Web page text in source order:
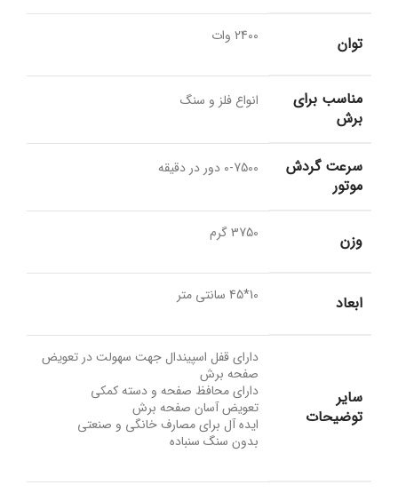
توان 2400 وات
مناسب برای
برش
انواع فلز و سنگ
سرعت گردش
موتور
0-7500 دور در دقیقه
وزن 3750 گرم
ابعاد 10*45 سانتی متر
سایر
توضیحات
دارای قفل اسپیندال جهت سهولت در تعویض
صفحه برش
دارای محافظ صفحه و دسته کمکی
تعویض آسان صفحه برش
ایده آل برای مصارف خانگی و صنعتی
بدون سنگ سنباده